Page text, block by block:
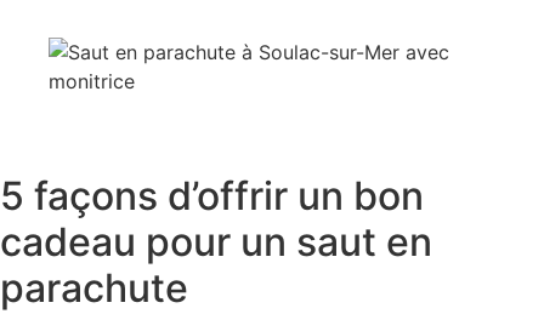
5 façons d’offrir un bon
cadeau pour un saut en
parachute